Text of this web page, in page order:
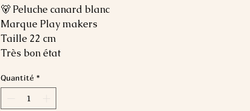
🐻 Peluche canard blanc
Marque Play makers
Taille 22 cm
Très bon état
Quantité *